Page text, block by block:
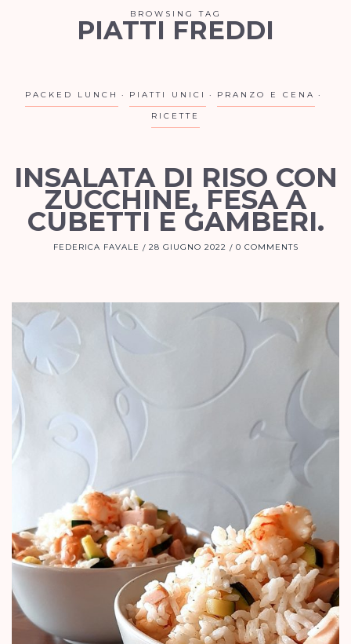
BROWSING TAG
PIATTI FREDDI
PACKED LUNCH PIATTI UNICI PRANZO E CENA
RICETTE
INSALATA DI RISO CON
ZUCCHINE, FESA A
CUBETTI E GAMBERI.
FEDERICA FAVALE 28 GIUGNO 2022 0 COMMENTS